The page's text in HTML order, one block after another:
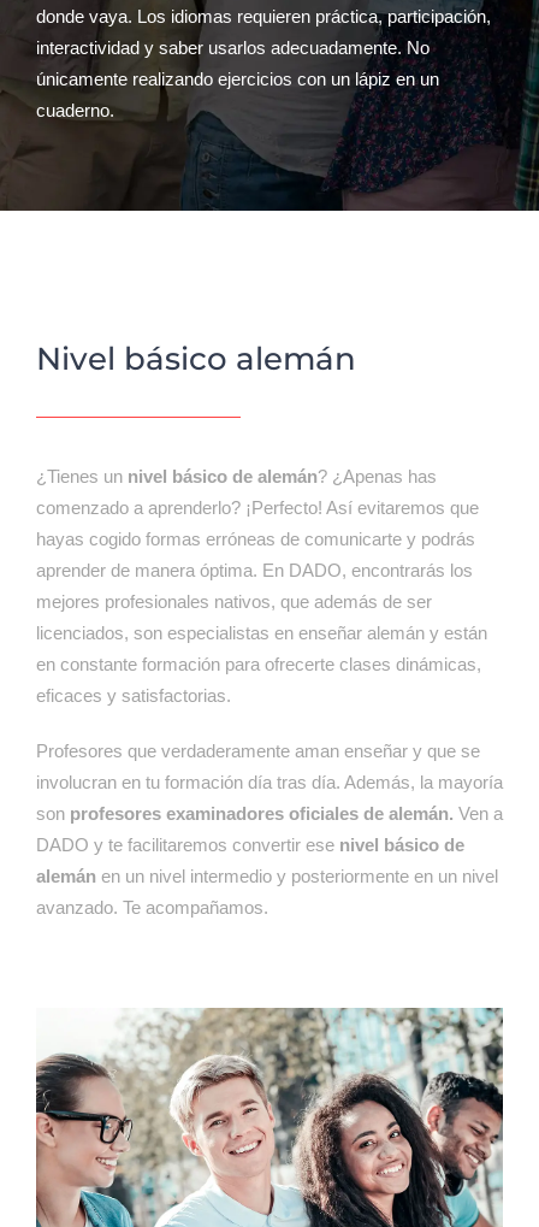
donde vaya. Los idiomas requieren práctica, participación,
interactividad y saber usarlos adecuadamente. No
únicamente realizando ejercicios con un lápiz en un
cuaderno.
Nivel básico alemán
¿Tienes un nivel básico de alemán? ¿Apenas has
comenzado a aprenderlo? ¡Perfecto! Así evitaremos que
hayas cogido formas erróneas de comunicarte y podrás
aprender de manera óptima. En DADO, encontrarás los
mejores profesionales nativos, que además de ser
licenciados, son especialistas en enseñar alemán y están
en constante formación para ofrecerte clases dinámicas,
eficaces y satisfactorias.
Profesores que verdaderamente aman enseñar y que se
involucran en tu formación día tras día. Además, la mayoría
son profesores examinadores oficiales de alemán. Ven a
DADO y te facilitaremos convertir ese nivel básico de
alemán en un nivel intermedio y posteriormente en un nivel
avanzado. Te acompañamos.